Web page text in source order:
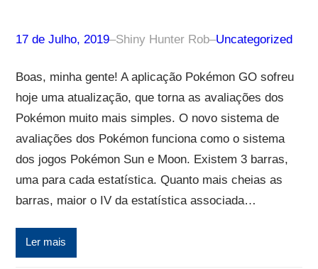
17 de Julho, 2019–Shiny Hunter Rob–Uncategorized
Boas, minha gente! A aplicação Pokémon GO sofreu
hoje uma atualização, que torna as avaliações dos
Pokémon muito mais simples. O novo sistema de
avaliações dos Pokémon funciona como o sistema
dos jogos Pokémon Sun e Moon. Existem 3 barras,
uma para cada estatística. Quanto mais cheias as
barras, maior o IV da estatística associada…
Ler mais